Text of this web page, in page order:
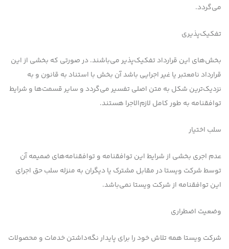
می‌گردد.
تفكیك‌پذیری
بخش‌های این قرارداد تفكیك‌پذیر می‌باشند. در صورتی كه بخشی از این
قرارداد نامعتبر یا غیر اجرایی باشد آن بخش با استناد به قانون و به
نزدیک‌ترین شكل به متن اصلی تفسیر می‌گردد و سایر قسمت‌ها و شرایط
توافقنامه به طور كامل لازم‌الاجرا هستند.
سلب اختیار
عدم اجری بخشی از شرایط این توافقنامه و توافقنامه‌های ضمیمه آن
توسط شرکت ویستا در مقابل مشترك یا دیگران به منزله سلب حق اجرای
این توافقنامه از شرکت ویستا نمی‌باشد.
وضعیت اضطراری
شرکت ویستا همه تلاش خود را برای پایدار نگه‌داشتن خدمات و محصولات